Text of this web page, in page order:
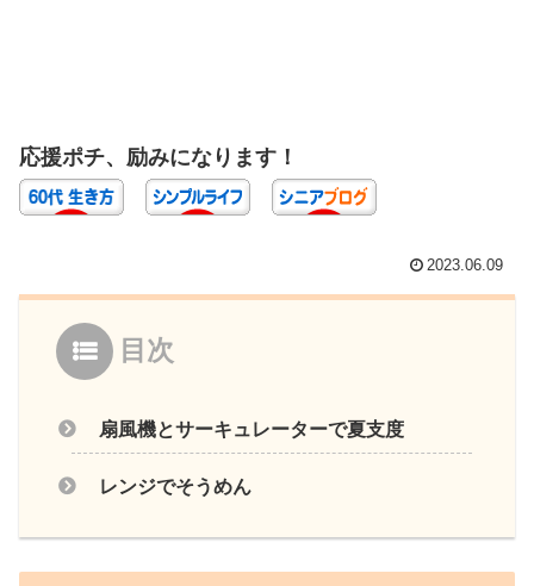
応援ポチ、励みになります！
2023.06.09
目次
扇風機とサーキュレーターで夏支度
レンジでそうめん